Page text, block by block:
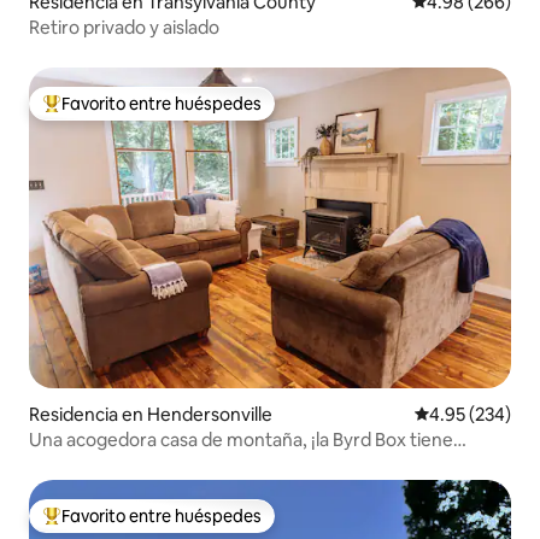
Retiro privado y aislado
De los mejores en Favorito entre huéspedes
Favorito entre huéspedes
Residencia en Hendersonville Calificación
4.95 (234)
Una acogedora casa de montaña, ¡la Byrd Box tiene
De los mejores en Favorito entre huéspedes
Favorito entre huéspedes